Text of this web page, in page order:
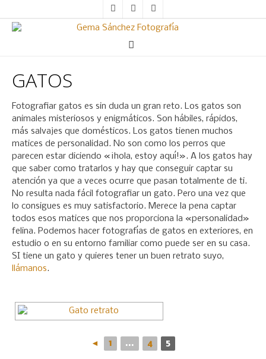
GATOS
Fotografiar gatos es sin duda un gran reto. Los gatos son
animales misteriosos y enigmáticos. Son hábiles, rápidos,
más salvajes que domésticos. Los gatos tienen muchos
matices de personalidad. No son como los perros que
parecen estar diciendo «¡hola, estoy aquí!». A los gatos hay
que saber como tratarlos y hay que conseguir captar su
atención ya que a veces ocurre que pasan totalmente de ti.
No resulta nada fácil fotografiar un gato. Pero una vez que
lo consigues es muy satisfactorio. Merece la pena captar
todos esos matices que nos proporciona la «personalidad»
felina. Podemos hacer fotografías de gatos en exteriores, en
estudio o en su entorno familiar como puede ser en su casa.
SI tiene un gato y quieres tener un buen retrato suyo,
llámanos.
◄ 1 ... 4 5